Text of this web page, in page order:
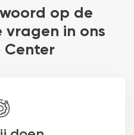
op de
vragen in ons
Center